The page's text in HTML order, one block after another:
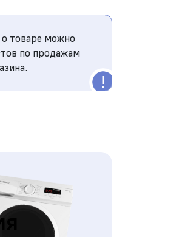
товаре можно
по продажам